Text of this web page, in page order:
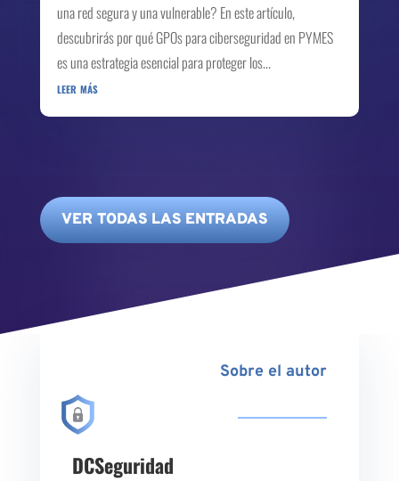
una red segura y una vulnerable? En este artículo,
descubrirás por qué GPOs para ciberseguridad en PYMES
es una estrategia esencial para proteger los...
leer más
VER TODAS LAS ENTRADAS
Sobre el autor
DCSeguridad